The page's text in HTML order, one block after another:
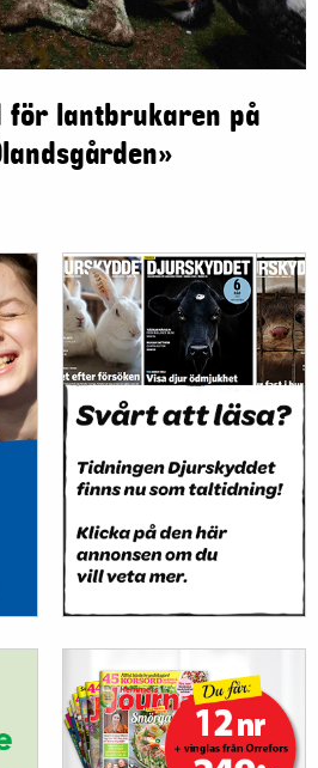
lantbrukaren på